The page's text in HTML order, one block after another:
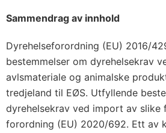
Sammendrag av innhold
Dyrehelseforordning (EU) 2016/
bestemmelser om dyrehelsekrav
avlsmateriale og animalske
tredjeland til EØS. Utfyllende
dyrehelsekrav ved import av slike
forordning (EU) 2020/692. Ett av